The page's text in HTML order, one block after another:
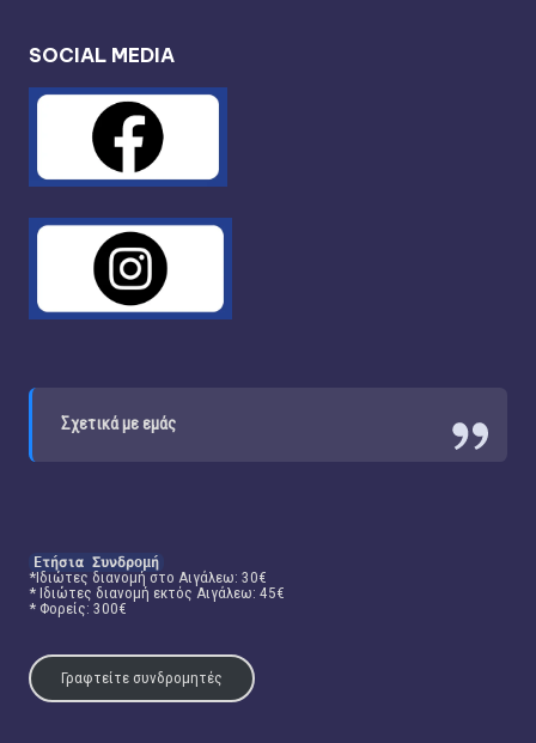
SOCIAL MEDIA
Σχετικά με εμάς
Ετήσια Συνδρομή
*Ιδιώτες διανομή στο Αιγάλεω: 30€
* Ιδιώτες διανομή εκτός Αιγάλεω: 45€
* Φορείς: 300€
Γραφτείτε συνδρομητές